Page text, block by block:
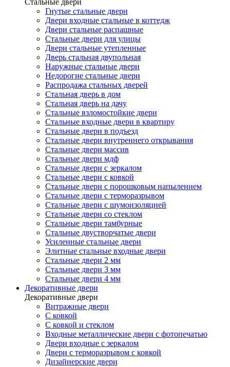
Стальные двери
Гнутые стальные двери
Двери входные стальные в коттедж
Двери стальные распашные
Стальные двери для улицы
Двери стальные утепленные
Дверь стальная двупольная
Наружные стальные двери
Недорогие стальные двери
Распродажа стальных дверей
Стальная дверь в дом
Стальная дверь на дачу
Стальные взломостойкие двери
Стальные входные двери в квартиру
Стальные двери в подъезд
Стальные двери внутреннего открывания
Стальные двери массив
Стальные двери мдф
Стальные двери с зеркалом
Стальные двери с ковкой
Стальные двери с порошковым напылением
Стальные двери с терморазрывом
Стальные двери с шумоизоляцией
Стальные двери со стеклом
Стальные двери тамбурные
Стальные двустворчатые двери
Усиленные стальные двери
Элитные стальные входные двери
Стальные двери 2 мм
Стальные двери 3 мм
Стальные двери 4 мм
Декоративные двери
Декоративные двери
Витражные двери
С ковкой
С ковкой и стеклом
Входные металлические двери с фотопечатью
Двери входные с зеркалом
Двери с терморазрывом с ковкой
Дизайнерские двери